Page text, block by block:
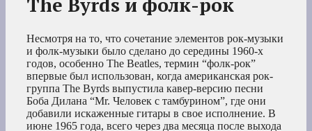
Несмотря на то, что сочетание элементов рок-музыки
и фолк-музыки было сделано до середины 1960-х
годов, особенно The Beatles, термин “фолк-рок”
впервые был использован, когда американская рок-
группа The Byrds выпустила кавер-версию песни
Боба Дилана “Mr. Человек с тамбурином”, где они
добавили искаженные гитары в свое исполнение. В
июне 1965 года, всего через два месяца после выхода